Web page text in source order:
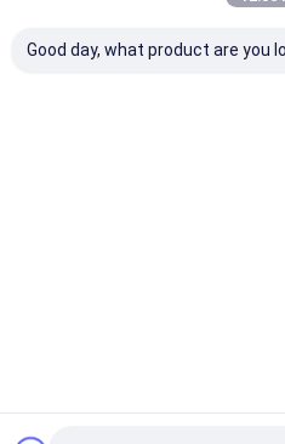
CHENGDA MACHINERY
Good day, what product are you